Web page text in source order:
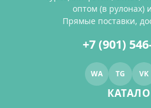
оптом (в рулонах)
Прямые поставки,
+7 (901)
WA TG VK